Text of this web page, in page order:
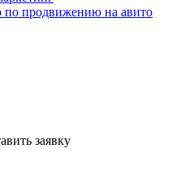
по продвижению на авито
заявку